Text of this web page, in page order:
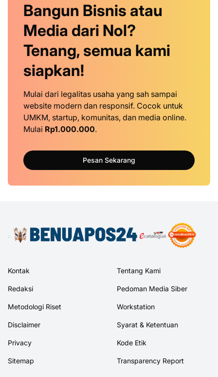
Bangun Bisnis atau
Media dari Nol?
Tenang, semua kami
siapkan!
Mulai dari legalitas usaha yang sah sampai
website modern dan responsif. Cocok untuk
UMKM, startup, komunitas, dan media online.
Mulai Rp1.000.000.
Pesan Sekarang
Kontak Tentang Kami
Redaksi Pedoman Media Siber
Metodologi Riset Workstation
Disclaimer Syarat & Ketentuan
Privacy Kode Etik
Sitemap Transparency Report